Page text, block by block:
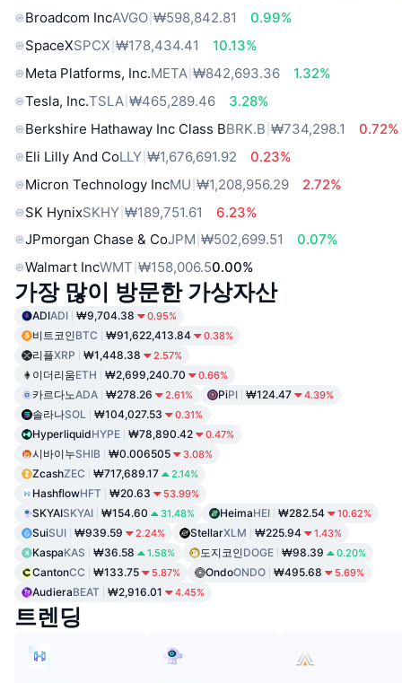
Broadcom IncAVGO ₩598,842.81
0.99%
SpaceXSPCX ₩178,434.41
10.13%
Meta Platforms, Inc.META ₩842,693.36
1.32%
Tesla, Inc.TSLA ₩465,289.46
3.28%
Berkshire Hathaway Inc Class BBRK.B ₩734,298.1
0.72%
Eli Lilly And CoLLY ₩1,676,691.92
0.23%
Micron Technology IncMU ₩1,208,956.29
2.72%
SK HynixSKHY ₩189,751.61
6.23%
JPmorgan Chase & CoJPM ₩502,699.51
0.07%
Walmart IncWMT ₩158,006.50.00%
가장 많이 방문한 가상자산
ADIADI ₩9,704.38 0.95%
비트코인BTC ₩91,622,413.84 0.38%
리플XRP ₩1,448.38 2.57%
이더리움ETH ₩2,699,240.70 0.66%
카르다노ADA ₩278.26 2.61% PiPI ₩124.47 4.39%
솔라나SOL ₩104,027.53 0.31%
HyperliquidHYPE ₩78,890.42 0.47%
시바이누SHIB ₩0.006505 3.08%
ZcashZEC ₩717,689.17 2.14%
HashflowHFT ₩20.63 53.99%
SKYAISKYAI ₩154.60 31.48% HeimaHEI ₩282.54 10.62%
SuiSUI ₩939.59 2.24% StellarXLM ₩225.94 1.43%
KaspaKAS ₩36.58 1.58% 도지코인DOGE ₩98.39 0.20%
CantonCC ₩133.75 5.87% OndoONDO ₩495.68 5.69%
AudieraBEAT ₩2,916.01 4.45%
트렌딩